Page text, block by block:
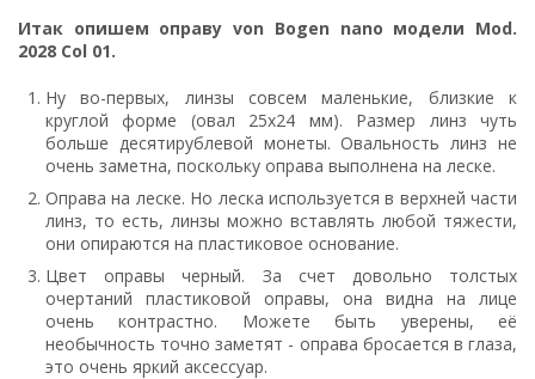
Итак опишем оправуvon Bogen nano модели Mod.
2028 Col 01.
Ну во-первых, линзы совсем маленькие, близкие к
круглой форме (овал 25х24 мм). Размер линз чуть
больше десятирублевой монеты. Овальность линз не
очень заметна, поскольку оправа выполнена на леске.
Оправа на леске. Но леска используется в верхней части
линз, то есть, линзы можно вставлять любой тяжести,
они опираются на пластиковое основание.
Цвет оправы черный. За счет довольно толстых
очертаний пластиковой оправы, она видна на лице
очень контрастно. Можете быть уверены, её
необычность точно заметят - оправа бросается в глаза,
это очень яркий аксессуар.